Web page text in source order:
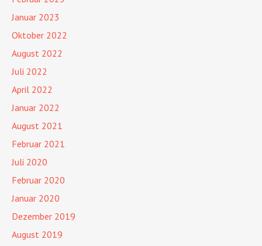
Januar 2023
Oktober 2022
August 2022
Juli 2022
April 2022
Januar 2022
August 2021
Februar 2021
Juli 2020
Februar 2020
Januar 2020
Dezember 2019
August 2019